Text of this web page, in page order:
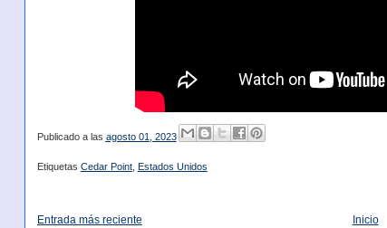
Publicado a las agosto 01, 2023
Etiquetas Cedar Point, Estados Unidos
Entrada más reciente Inicio